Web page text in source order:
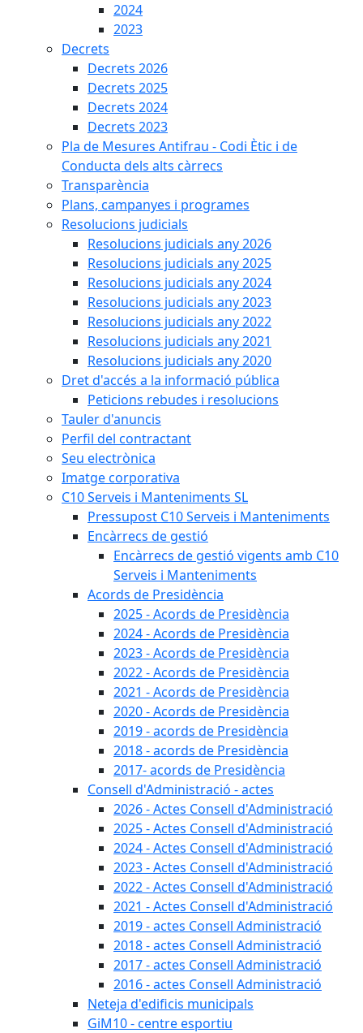
2024
2023
Decrets
Decrets 2026
Decrets 2025
Decrets 2024
Decrets 2023
Pla de Mesures Antifrau - Codi Ètic i de
Conducta dels alts càrrecs
Transparència
Plans, campanyes i programes
Resolucions judicials
Resolucions judicials any 2026
Resolucions judicials any 2025
Resolucions judicials any 2024
Resolucions judicials any 2023
Resolucions judicials any 2022
Resolucions judicials any 2021
Resolucions judicials any 2020
Dret d'accés a la informació pública
Peticions rebudes i resolucions
Tauler d'anuncis
Perfil del contractant
Seu electrònica
Imatge corporativa
C10 Serveis i Manteniments SL
Pressupost C10 Serveis i Manteniments
Encàrrecs de gestió
Encàrrecs de gestió vigents amb C10
Serveis i Manteniments
Acords de Presidència
2025 - Acords de Presidència
2024 - Acords de Presidència
2023 - Acords de Presidència
2022 - Acords de Presidència
2021 - Acords de Presidència
2020 - Acords de Presidència
2019 - acords de Presidència
2018 - acords de Presidència
2017- acords de Presidència
Consell d'Administració - actes
2026 - Actes Consell d'Administració
2025 - Actes Consell d'Administració
2024 - Actes Consell d'Administració
2023 - Actes Consell d'Administració
2022 - Actes Consell d'Administració
2021 - Actes Consell d'Administració
2019 - actes Consell Administració
2018 - actes Consell Administració
2017 - actes Consell Administració
2016 - actes Consell Administració
Neteja d'edificis municipals
GiM10 - centre esportiu